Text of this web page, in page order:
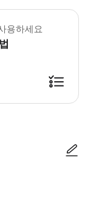
장권, 미니골프 [불포
용하세요